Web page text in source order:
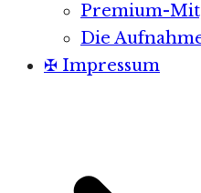
Premium-
Die
✠ Impressum